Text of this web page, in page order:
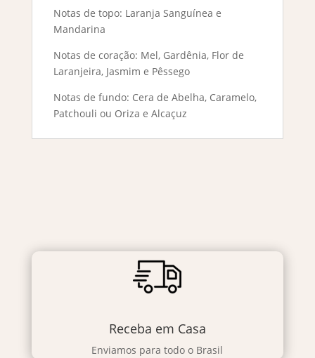
Notas de topo: Laranja Sanguínea e
Mandarina
Notas de coração: Mel, Gardênia, Flor de
Laranjeira, Jasmim e Pêssego
Notas de fundo: Cera de Abelha, Caramelo,
Patchouli ou Oriza e Alcaçuz
Receba em Casa
Enviamos para todo o Brasil